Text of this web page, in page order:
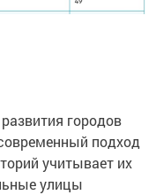
городов
подход
учитывает их
улицы